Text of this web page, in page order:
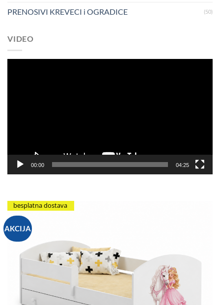
PRENOSIVI KREVECI i OGRADICE (50)
VIDEO
00:00 04:25
AKCIJA
besplatna dostava